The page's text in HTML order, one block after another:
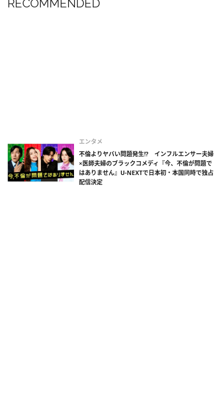
RECOMMENDED
エンタメ
不倫よりヤバい問題発生!? インフルエンサー夫婦
×医師夫婦のブラックコメディ『今、不倫が問題で
はありません』U-NEXTで日本初・本国同時で独占
配信決定